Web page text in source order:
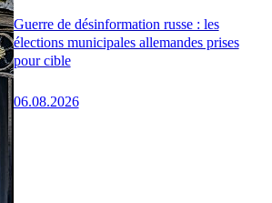
Guerre de désinformation russe : les
élections municipales allemandes prises
pour cible
06.08.2026